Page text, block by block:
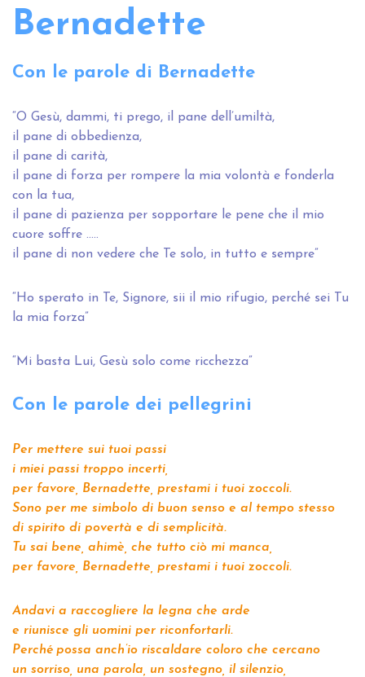
Bernadette
Con le parole di Bernadette
“O Gesù, dammi, ti prego, il pane dell’umiltà,
il pane di obbedienza,
il pane di carità,
il pane di forza per rompere la mia volontà e fonderla
con la tua,
il pane di pazienza per sopportare le pene che il mio
cuore soffre …..
il pane di non vedere che Te solo, in tutto e sempre”
“Ho sperato in Te, Signore, sii il mio rifugio, perché sei Tu
la mia forza”
“Mi basta Lui, Gesù solo come ricchezza”
Con le parole dei pellegrini
Per mettere sui tuoi passi
i miei passi troppo incerti,
per favore, Bernadette, prestami i tuoi zoccoli.
Sono per me simbolo di buon senso e al tempo stesso
di spirito di povertà e di semplicità.
Tu sai bene, ahimè, che tutto ciò mi manca,
per favore, Bernadette, prestami i tuoi zoccoli.
Andavi a raccogliere la legna che arde
e riunisce gli uomini per riconfortarli.
Perché possa anch’io riscaldare coloro che cercano
un sorriso, una parola, un sostegno, il silenzio,